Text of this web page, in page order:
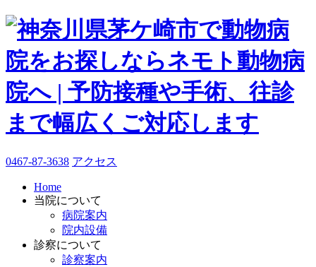
0467-87-3638 アクセス
Home
当院について
病院案内
院内設備
診察について
診察案内